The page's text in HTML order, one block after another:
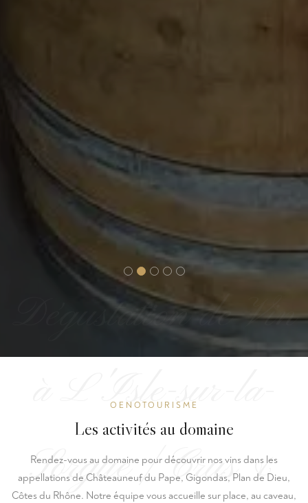
OENOTOURISME
Les activités au domaine
Rendez-vous au domaine pour découvrir nos vins dans les
appellations de Châteauneuf du Pape, Gigondas, Plan de Dieu,
Côtes du Rhône. Notre équipe vous accueille sur place, au caveau,
Dégustation de Vin
à L'Isle-sur-la-
Sorgue | Crus &